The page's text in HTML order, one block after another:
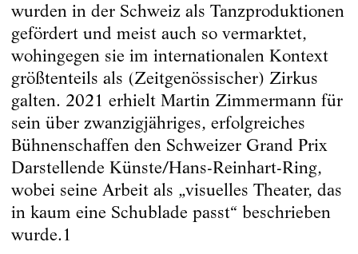
wurden in der Schweiz als Tanzproduktionen
gefördert und meist auch so vermarktet,
wohingegen sie im internationalen Kontext
größtenteils als (Zeitgenössischer) Zirkus
galten. 2021 erhielt Martin Zimmermann für
sein über zwanzig­jähriges, erfolgreiches
Bühnenschaffen den Schweizer Grand Prix
Darstellende Künste/Hans-Reinhart-Ring,
wobei seine Arbeit als „visuelles Theater, das
in kaum eine Schublade passt“ beschrieben
wurde.1